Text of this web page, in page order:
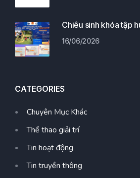
Chiêu sinh khóa tập
16/06/2026
CATEGORIES
Chuyên Mục Khác
Thể thao giải trí
Tin hoạt động
Tin truyền thông